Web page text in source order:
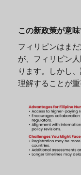
この新政策が意
フィリピンはま
が、フィリピン
ります。しかし
理解することが重